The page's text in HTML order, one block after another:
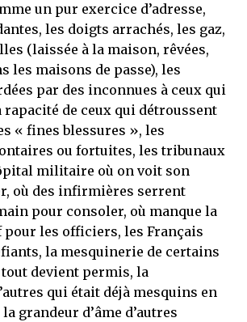
un pur exercice d’adresse,
les doigts arrachés, les gaz,
(laissée à la maison, rêvées,
les maisons de passe), les
par des inconnues à ceux qui
de ceux qui détroussent
« fines blessures », les
ou fortuites, les tribunaux
militaire où on voit son
où des infirmières serrent
pour consoler, où manque la
les officiers, les Français
la mesquinerie de certains
devient permis, la
qui était déjà mesquins en
grandeur d’âme d’autres